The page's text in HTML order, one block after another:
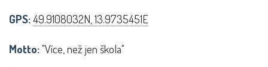
GPS:49.9108032N, 13.9735451E
Motto:"Více, než jen škola"